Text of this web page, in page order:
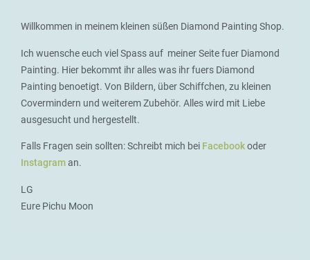
Willkommen in meinem kleinen süßen Diamond Painting Shop.
Ich wuensche euch viel Spass auf meiner Seite fuer Diamond
Painting. Hier bekommt ihr alles was ihr fuers Diamond
Painting benoetigt. Von Bildern, über Schiffchen, zu kleinen
Covermindern und weiterem Zubehör. Alles wird mit Liebe
ausgesucht und hergestellt.
Falls Fragen sein sollten: Schreibt mich bei Facebookoder
Instagraman.
LG
Eure Pichu Moon